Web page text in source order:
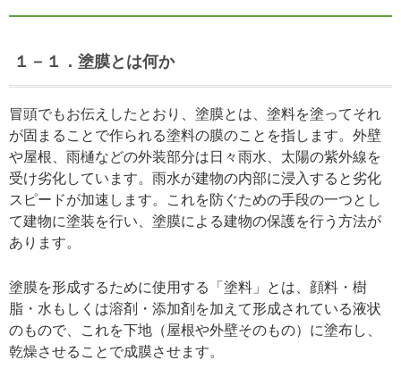
１－１．塗膜とは何か
冒頭でもお伝えしたとおり、塗膜とは、塗料を塗ってそれ
が固まることで作られる塗料の膜のことを指します。外壁
や屋根、雨樋などの外装部分は日々雨水、太陽の紫外線を
受け劣化しています。雨水が建物の内部に浸入すると劣化
スピードが加速します。これを防ぐための手段の一つとし
て建物に塗装を行い、塗膜による建物の保護を行う方法が
あります。
塗膜を形成するために使用する「塗料」とは、顔料・樹
脂・水もしくは溶剤・添加剤を加えて形成されている液状
のもので、これを下地（屋根や外壁そのもの）に塗布し、
乾燥させることで成膜させます。